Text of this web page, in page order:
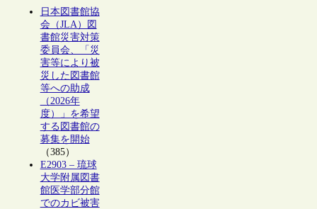
日本図書館協
会（JLA）図
書館災害対策
委員会、「災
害等により被
災した図書館
等への助成
（2026年
度）」を希望
する図書館の
募集を開始
（385）
E2903 – 琉球
大学附属図書
館医学部分館
でのカビ被害